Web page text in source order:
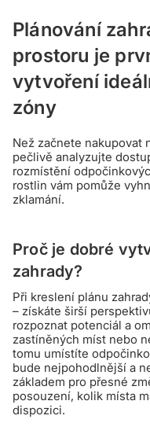
Plánování
prostoru je
vytvoření
zóny
Než začnete nakupovat
pečlivě analyzujte
rozmístění
rostlin vám pomůže
zklamání.
Proč je dobré
zahrady?
Při kreslení plánu
– získáte širší
rozpoznat potenciál a
zastíněných míst nebo
tomu umístíte
bude nejpohodlnější a
základem pro přesné
posouzení, kolik místa
dispozici.